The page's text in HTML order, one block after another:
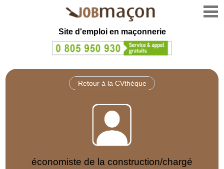
Site d'emploi en maçonnerie
Retour à la CVthèque
économiste de la construction/chargé